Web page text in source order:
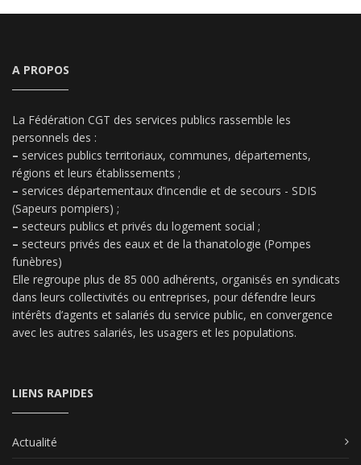
A PROPOS
La Fédération CGT des services publics rassemble les
personnels des :
– services publics territoriaux, communes, départements,
régions et leurs établissements ;
– services départementaux d’incendie et de secours - SDIS
(Sapeurs pompiers) ;
– secteurs publics et privés du logement social ;
– secteurs privés des eaux et de la thanatologie (Pompes
funèbres)
Elle regroupe plus de 85 000 adhérents, organisés en syndicats
dans leurs collectivités ou entreprises, pour défendre leurs
intérêts d’agents et salariés du service public, en convergence
avec les autres salariés, les usagers et les populations.
LIENS RAPIDES
Actualité